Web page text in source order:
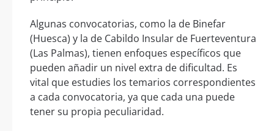
Algunas convocatorias, como la de Binefar
(Huesca) y la de Cabildo Insular de Fuerteventura
(Las Palmas), tienen enfoques específicos que
pueden añadir un nivel extra de dificultad. Es
vital que estudies los temarios correspondientes
a cada convocatoria, ya que cada una puede
tener su propia peculiaridad.